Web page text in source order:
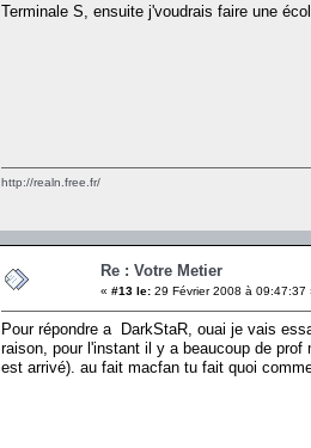
Terminale S, ensuite j'voudrais faire une
http://realn.free.fr/
Re : Votre Metier
« #13 le: 29 Février 2008 à 09:47:37
Pour répondre a DarkStaR, ouai je vais
raison, pour l'instant il y a beaucoup de
est arrivé). au fait macfan tu fait quoi